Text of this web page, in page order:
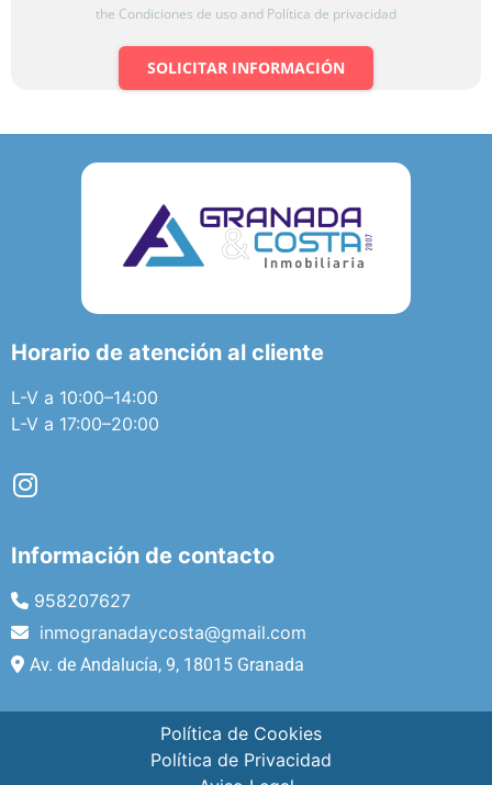
the Condiciones de uso and Política de privacidad
SOLICITAR INFORMACIÓN
Horario de atención al cliente
L-V a 10:00–14:00
L-V a 17:00–20:00
Información de contacto
958207627
inmogranadaycosta@gmail.com
Av. de Andalucía, 9, 18015 Granada
Política de Cookies
Política de Privacidad